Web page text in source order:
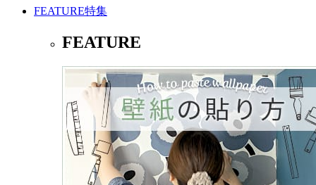
FEATURE特集
FEATURE